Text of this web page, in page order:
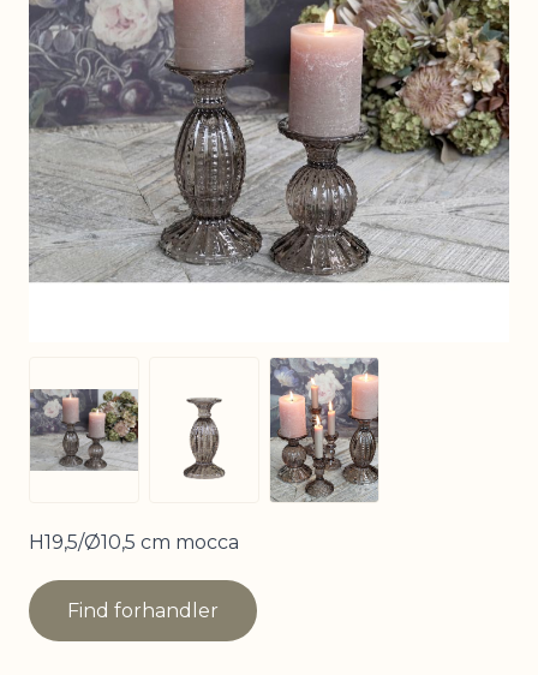
View larger image
View larger image
View larger image
H19,5/Ø10,5 cm mocca
Find forhandler